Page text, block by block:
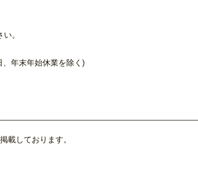
。
年末年始休業を除く)